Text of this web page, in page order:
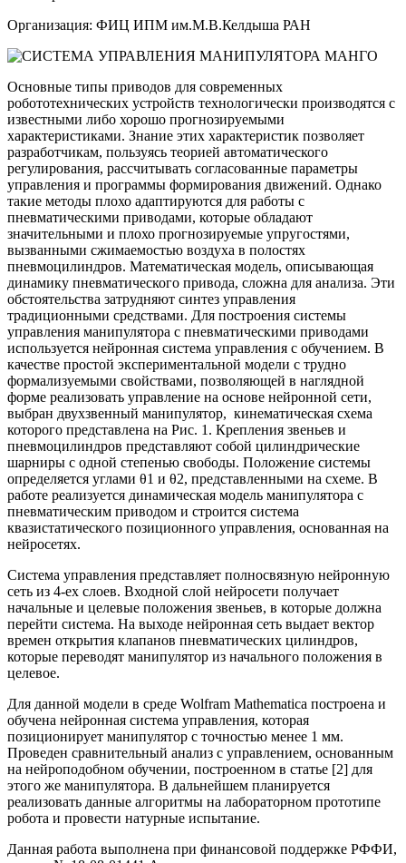
Организация: ФИЦ ИПМ им.М.В.Келдыша РАН
Основные типы приводов для современных
робототехнических устройств технологически производятся с
известными либо хорошо прогнозируемыми
характеристиками. Знание этих характеристик позволяет
разработчикам, пользуясь теорией автоматического
регулирования, рассчитывать согласованные параметры
управления и программы формирования движений. Однако
такие методы плохо адаптируются для работы с
пневматическими приводами, которые обладают
значительными и плохо прогнозируемые упругостями,
вызванными сжимаемостью воздуха в полостях
пневмоцилиндров. Математическая модель, описывающая
динамику пневматического привода, сложна для анализа. Эти
обстоятельства затрудняют синтез управления
традиционными средствами. Для построения системы
управления манипулятора с пневматическими приводами
используется нейронная система управления с обучением. В
качестве простой экспериментальной модели с трудно
формализуемыми свойствами, позволяющей в наглядной
форме реализовать управление на основе нейронной сети,
выбран двухзвенный манипулятор, кинематическая схема
которого представлена на Рис. 1. Крепления звеньев и
пневмоцилиндров представляют собой цилиндрические
шарниры с одной степенью свободы. Положение системы
определяется углами θ1 и θ2, представленными на схеме. В
работе реализуется динамическая модель манипулятора с
пневматическим приводом и строится система
квазистатического позиционного управления, основанная на
нейросетях.
Система управления представляет полносвязную нейронную
сеть из 4-ех слоев. Входной слой нейросети получает
начальные и целевые положения звеньев, в которые должна
перейти система. На выходе нейронная сеть выдает вектор
времен открытия клапанов пневматических цилиндров,
которые переводят манипулятор из начального положения в
целевое.
Для данной модели в среде Wolfram Mathematica построена и
обучена нейронная система управления, которая
позиционирует манипулятор с точностью менее 1 мм.
Проведен сравнительный анализ с управлением, основанным
на нейроподобном обучении, построенном в статье [2] для
этого же манипулятора. В дальнейшем планируется
реализовать данные алгоритмы на лабораторном прототипе
робота и провести натурные испытание.
Данная работа выполнена при финансовой поддержке РФФИ,